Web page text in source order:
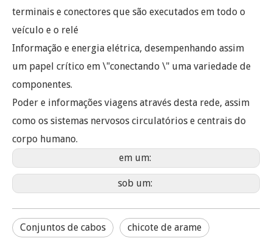
terminais e conectores que são executados em todo o
veículo e o relé
Informação e energia elétrica, desempenhando assim
um papel crítico em \"conectando \" uma variedade de
componentes.
Poder e informações viagens através desta rede, assim
como os sistemas nervosos circulatórios e centrais do
corpo humano.
em um:
sob um:
Conjuntos de cabos chicote de arame